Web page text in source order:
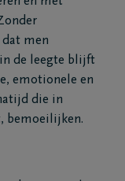
men
de leegte blijft
emotionele en
die in
bemoeilijken.